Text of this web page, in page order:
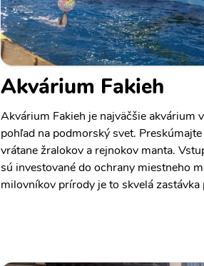
Akvárium Fakieh
Akvárium Fakieh je najväčšie akvárium
pohľad na podmorský svet.
vrátane žralokov a rejnokov manta.
sú investované do ochrany miestneho
milovníkov prírody je to skvelá zastávka